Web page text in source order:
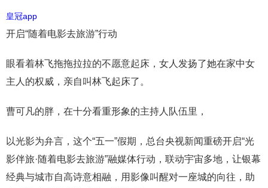
皇冠app
开启“随着电影去旅游”行动
眼看着林飞拖拖拉拉的不愿意起床，女人发扬了她在家中女
主人的权威，亲自叫林飞起床了。
曹可凡的胖，在十分看重形象的主持人队伍里，
以光影为弁言，这个“五一”假期，总台央视新闻重磅开启“光
影伴旅·随着电影去旅游”融媒体行动，联动宇宙多地，让银幕
经典与城市自高诗意相融，用影像叫醒对一座城的向往，助